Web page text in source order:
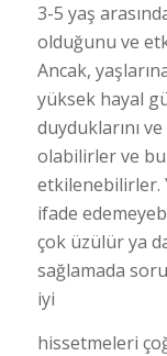
3-5 yaş
olduğunu ve
Ancak,
yüksek hayal
duyduklarını
olabilirler ve
etkilenebilirler.
ifade
çok üzülür ya
sağlamada
iyi
hissetmeleri